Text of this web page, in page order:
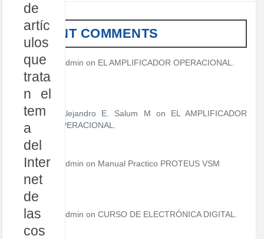
de
artíc
ulos
que
trata
n el
tem
a
del
Inter
net
de
las
cos
RECENT COMMENTS
admin on EL AMPLIFICADOR OPERACIONAL.
Alejandro E. Salum M on EL AMPLIFICADOR
OPERACIONAL.
admin on Manual Practico PROTEUS VSM
admin on CURSO DE ELECTRÓNICA DIGITAL.